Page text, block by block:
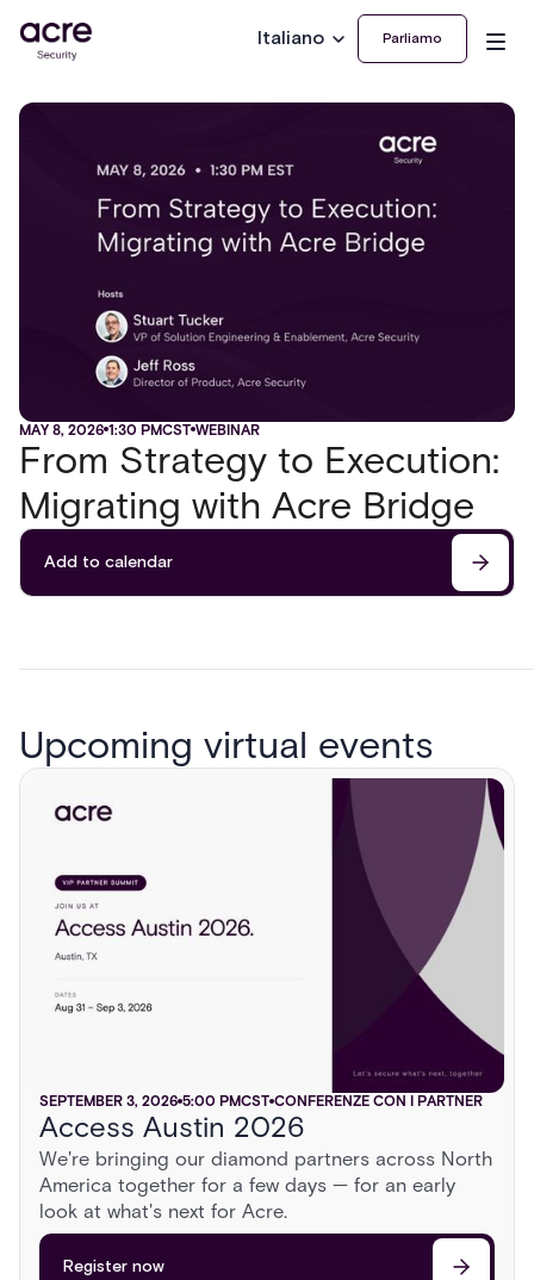
Italiano Parliamo
MAY 8, 2026 1:30 PMCST WEBINAR
From Strategy to Execution:
Migrating with Acre Bridge
Add to calendar
Upcoming virtual events
SEPTEMBER 3, 2026 5:00 PMCST CONFERENZE CON I PARTNER
Access Austin 2026
We're bringing our diamond partners across North
America together for a few days — for an early
look at what's next for Acre.
Register now
AUGUST 13, 2026 2:00 PM CST CONFERENZE CON I PARTNER
Sonoma Roadshow
Head to Sonoma for a day behind the wheel of
exotic cars, a race on a private airstrip, and
discussions on the cutting edge of security.
NOVEMBER 5, 2026 6:00 PMCST TRADE SHOWS
ISC East 2026
Register now
SEPTEMBER 16, 2026 6:00 PMCST TRADE SHOWS
GSX 2026
Register now